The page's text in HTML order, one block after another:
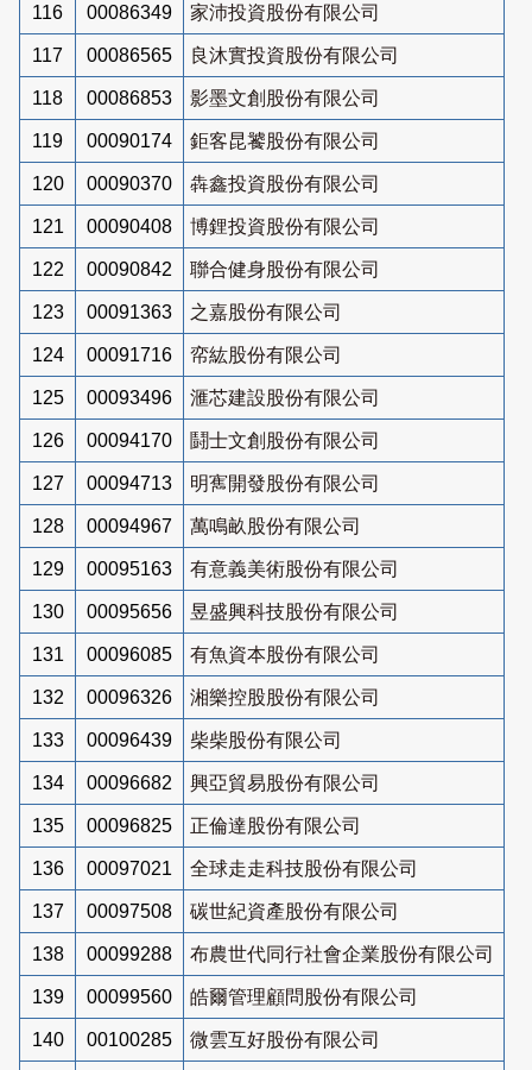
116 00086349 家沛投資股份有限公司
117 00086565 良沐實投資股份有限公司
118 00086853 影墨文創股份有限公司
119 00090174 鉅客昆饕股份有限公司
120 00090370 犇鑫投資股份有限公司
121 00090408 博鋰投資股份有限公司
122 00090842 聯合健身股份有限公司
123 00091363 之嘉股份有限公司
124 00091716 帟紘股份有限公司
125 00093496 滙芯建設股份有限公司
126 00094170 鬪士文創股份有限公司
127 00094713 明寯開發股份有限公司
128 00094967 萬鳴畝股份有限公司
129 00095163 有意義美術股份有限公司
130 00095656 昱盛興科技股份有限公司
131 00096085 有魚資本股份有限公司
132 00096326 湘樂控股股份有限公司
133 00096439 柴柴股份有限公司
134 00096682 興亞貿易股份有限公司
135 00096825 正倫達股份有限公司
136 00097021 全球走走科技股份有限公司
137 00097508 碳世紀資產股份有限公司
138 00099288 布農世代同行社會企業股份有限公司
139 00099560 皓爾管理顧問股份有限公司
140 00100285 微雲互好股份有限公司